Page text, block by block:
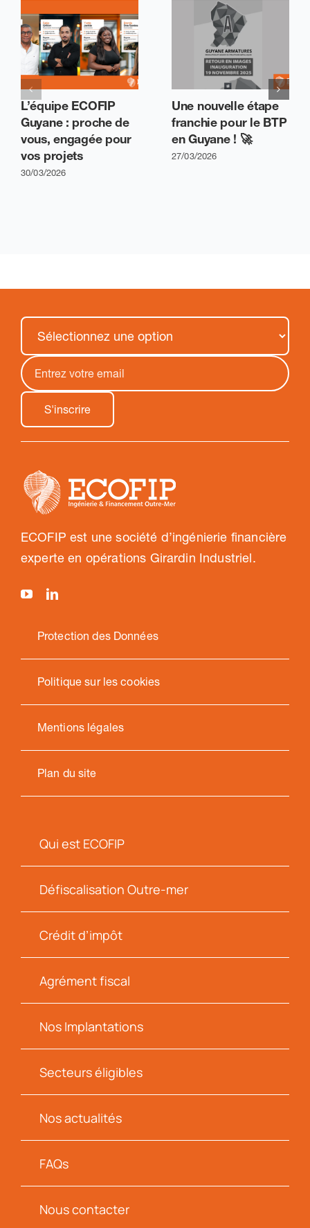
L’équipe ECOFIP
Guyane : proche de
vous, engagée pour
vos projets
30/03/2026
Une nouvelle étape
franchie pour le BTP
en Guyane ! 🚀
27/03/2026
ECOFIP est une société d’ingénierie financière
experte en opérations Girardin Industriel.
Protection des Données
Politique sur les cookies
Mentions légales
Plan du site
Qui est ECOFIP
Défiscalisation Outre-mer
Crédit d’impôt
Agrément fiscal
Nos Implantations
Secteurs éligibles
Nos actualités
FAQs
Nous contacter